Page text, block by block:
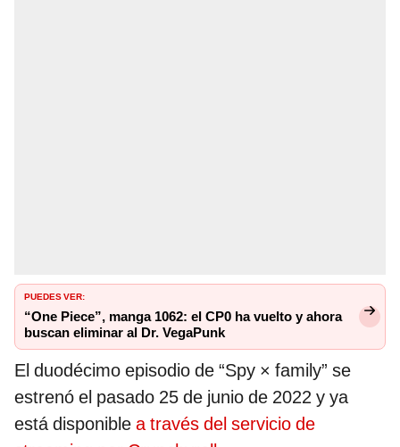
PUEDES VER:
“One Piece”, manga 1062: el CP0 ha vuelto y ahora
buscan eliminar al Dr. VegaPunk
El duodécimo episodio de “Spy × family” se
estrenó el pasado 25 de junio de 2022 y ya
está disponible a través del servicio de